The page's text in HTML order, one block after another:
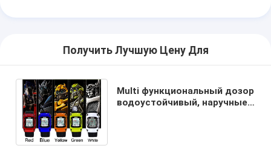
Получить Лучшую Цену Для
Multi функциональный дозор
водоустойчивый, наручные